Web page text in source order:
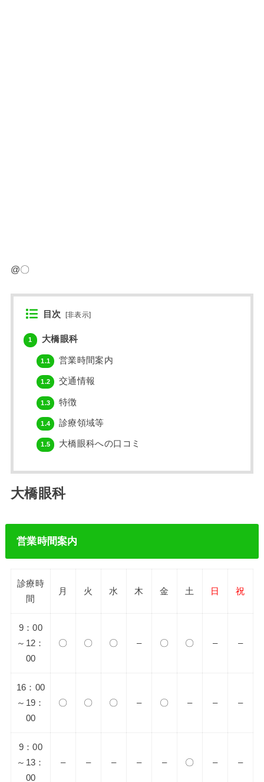
@〇
目次 [非表示]
1 大橋眼科
1.1 営業時間案内
1.2 交通情報
1.3 特徴
1.4 診療領域等
1.5 大橋眼科への口コミ
大橋眼科
営業時間案内
診療時
間
月 火 水 木 金 土 日 祝
9：00
～12：
00
〇 〇 〇 – 〇 〇 – –
16：00
～19：
00
〇 〇 〇 – 〇 – – –
9：00
～13：
00
– – – – – 〇 – –